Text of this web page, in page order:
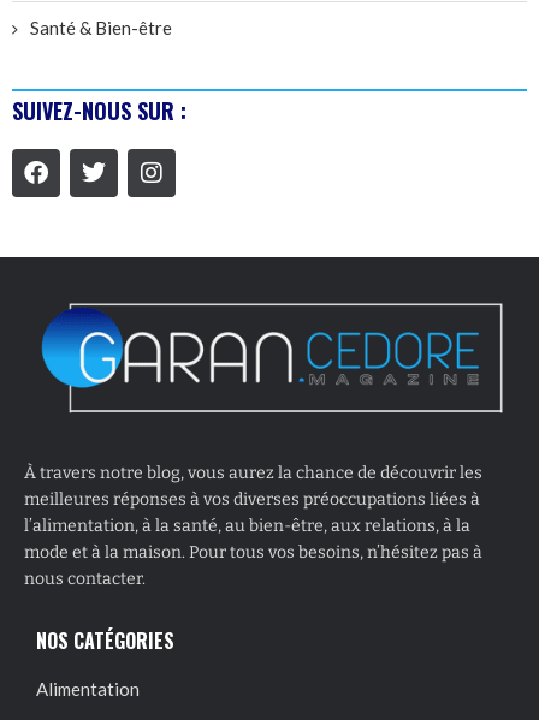
Santé & Bien-être
SUIVEZ-NOUS SUR :
À travers notre blog, vous aurez la chance de découvrir les
meilleures réponses à vos diverses préoccupations liées à
l’alimentation, à la santé, au bien-être, aux relations, à la
mode et à la maison. Pour tous vos besoins, n’hésitez pas à
nous contacter.
NOS CATÉGORIES
Alimentation